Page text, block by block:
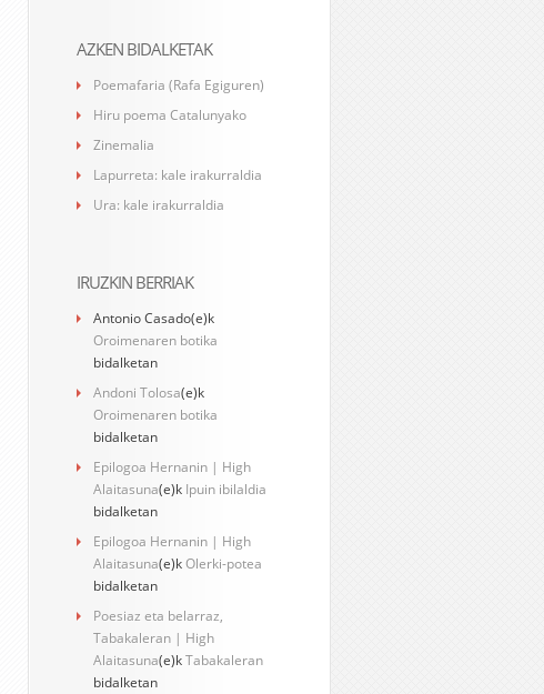
AZKEN BIDALKETAK
Poemafaria (Rafa Egiguren)
Hiru poema Catalunyako
Zinemalia
Lapurreta: kale irakurraldia
Ura: kale irakurraldia
IRUZKIN BERRIAK
Antonio Casado(e)k
Oroimenaren botika
bidalketan
Andoni Tolosa(e)k
Oroimenaren botika
bidalketan
Epilogoa Hernanin | High
Alaitasuna(e)k Ipuin ibilaldia
bidalketan
Epilogoa Hernanin | High
Alaitasuna(e)kOlerki-potea
bidalketan
Poesiaz eta belarraz,
Tabakaleran | High
Alaitasuna(e)kTabakaleran
bidalketan